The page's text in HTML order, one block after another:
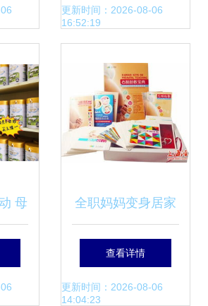
母 态解析
更新时间：2026-08-06
16:52:19
母
流
全职妈妈变身居家
创业家 孕婴用品代
理，不出门也能掘
查看详情
更新时间：2026-08-06
14:04:23